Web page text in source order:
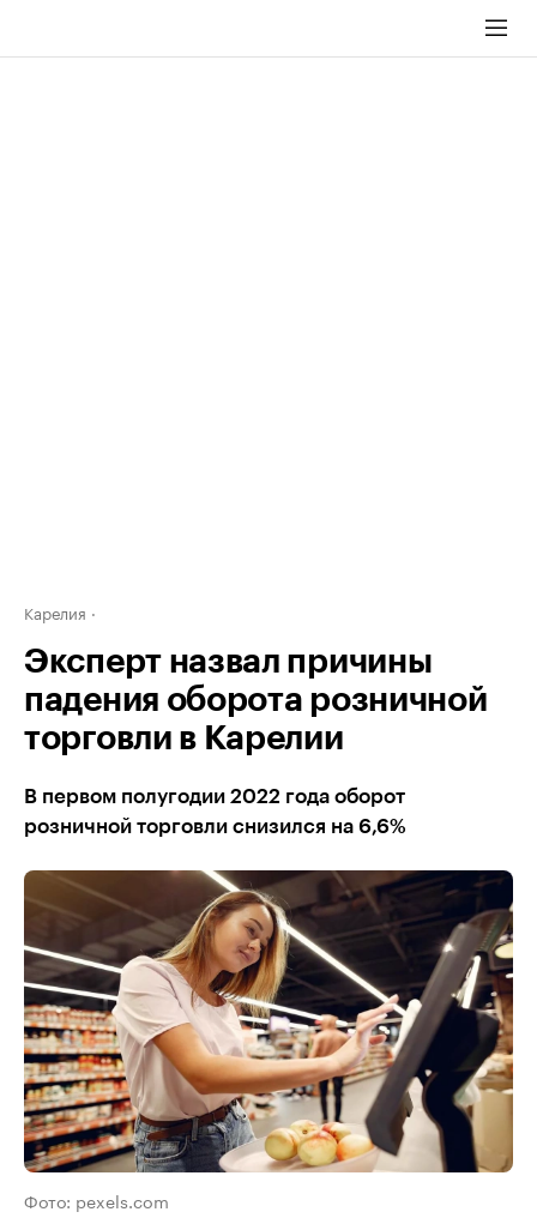
Карелия
Эксперт назвал причины
падения оборота розничной
торговли в Карелии
В первом полугодии 2022 года оборот
розничной торговли снизился на 6,6%
Фото: pexels.com